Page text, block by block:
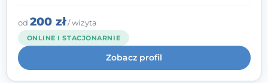
interwencji kryzysowej i seksuologii
klinicznej na SWPS we Wrocławiu. W pracy
kieruję się empatią, etyką zawodową i
uważnością na potrzeby klienta.
od 200 zł/ wizyta
ONLINE I STACJONARNIE
Zobacz profil